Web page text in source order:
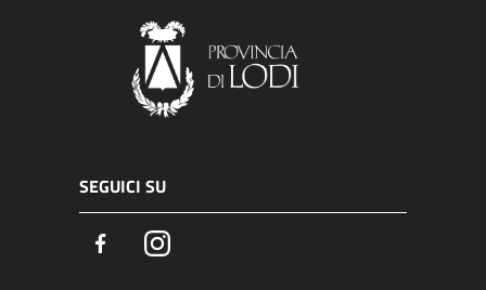
SEGUICI SU
FacebookInstagram